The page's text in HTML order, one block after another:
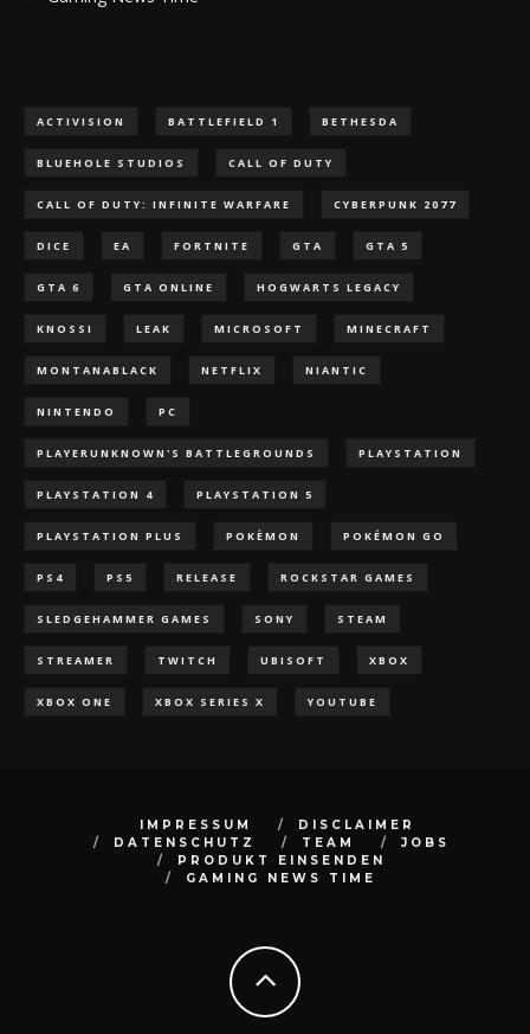
ACTIVISION BATTLEFIELD 1 BETHESDA
BLUEHOLE STUDIOS CALL OF DUTY
CALL OF DUTY: INFINITE WARFARE CYBERPUNK 2077
DICE EA FORTNITE GTA GTA 5
GTA 6 GTA ONLINE HOGWARTS LEGACY
KNOSSI LEAK MICROSOFT MINECRAFT
MONTANABLACK NETFLIX NIANTIC
NINTENDO PC
PLAYERUNKNOWN'S BATTLEGROUNDS PLAYSTATION
PLAYSTATION 4 PLAYSTATION 5
PLAYSTATION PLUS POKÈMON POKÉMON GO
PS4 PS5 RELEASE ROCKSTAR GAMES
SLEDGEHAMMER GAMES SONY STEAM
STREAMER TWITCH UBISOFT XBOX
XBOX ONE XBOX SERIES X YOUTUBE
IMPRESSUM
DISCLAIMER
DATENSCHUTZ
TEAM
JOBS
PRODUKT EINSENDEN
GAMING NEWS TIME